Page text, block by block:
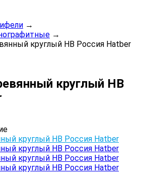
→
→
круглый HB Россия Hatber
круглый HB